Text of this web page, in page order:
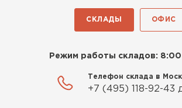
СКЛАДЫ ОФИС
Режим работы складов: 8:00
Телефон склада в
+7 (495) 118-92-43